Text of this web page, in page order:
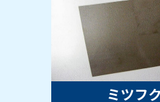
ミツフ